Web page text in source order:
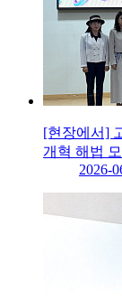
[현장에서]
개혁 해법
2026-